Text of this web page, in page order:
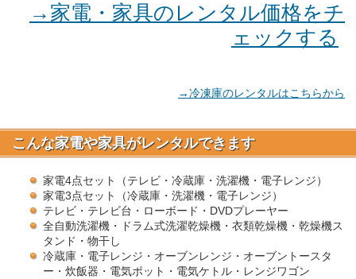
→家電・家具のレンタル価格をチ
ェックする
→冷凍庫のレンタルはこちらから
こんな家電や家具がレンタルできます
家電4点セット（テレビ・冷蔵庫・洗濯機・電子レンジ）
家電3点セット（冷蔵庫・洗濯機・電子レンジ）
テレビ・テレビ台・ローボード・DVDプレーヤー
全自動洗濯機・ドラム式洗濯乾燥機・衣類乾燥機・乾燥機ス
タンド・物干し
冷蔵庫・電子レンジ・オーブンレンジ・オーブントースタ
ー・炊飯器・電気ポット・電気ケトル・レンジワゴン